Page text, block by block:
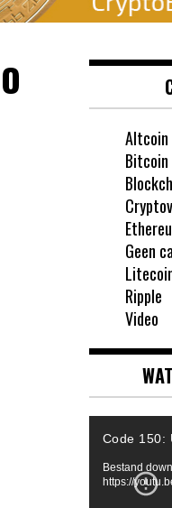
Altcoin
Bitcoin
Geen
Ripple
Video
Code 150:
Bestand
https://